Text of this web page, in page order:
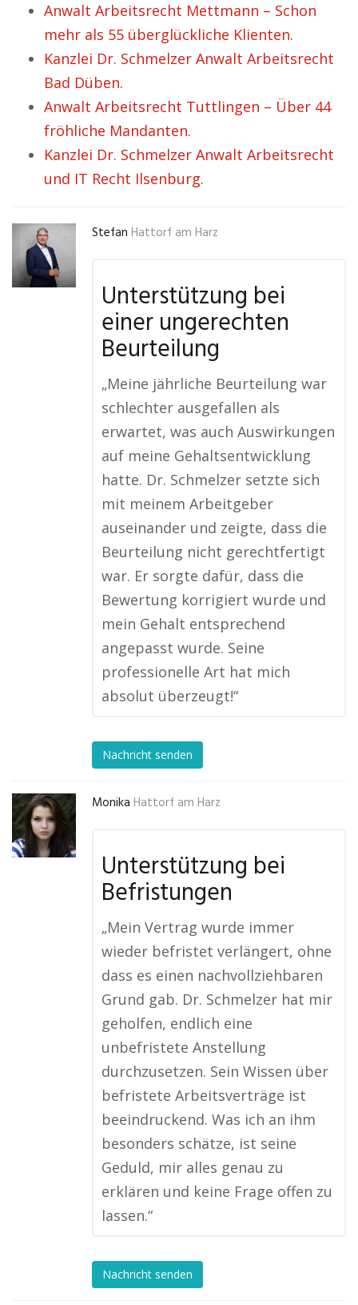
Anwalt Arbeitsrecht Mettmann – Schon
mehr als 55 überglückliche Klienten.
Kanzlei Dr. Schmelzer Anwalt Arbeitsrecht
Bad Düben.
Anwalt Arbeitsrecht Tuttlingen – Über 44
fröhliche Mandanten.
Kanzlei Dr. Schmelzer Anwalt Arbeitsrecht
und IT Recht Ilsenburg.
Stefan Hattorf am Harz
Unterstützung bei
einer ungerechten
Beurteilung
„Meine jährliche Beurteilung war
schlechter ausgefallen als
erwartet, was auch Auswirkungen
auf meine Gehaltsentwicklung
hatte. Dr. Schmelzer setzte sich
mit meinem Arbeitgeber
auseinander und zeigte, dass die
Beurteilung nicht gerechtfertigt
war. Er sorgte dafür, dass die
Bewertung korrigiert wurde und
mein Gehalt entsprechend
angepasst wurde. Seine
professionelle Art hat mich
absolut überzeugt!“
Nachricht senden
Monika Hattorf am Harz
Unterstützung bei
Befristungen
„Mein Vertrag wurde immer
wieder befristet verlängert, ohne
dass es einen nachvollziehbaren
Grund gab. Dr. Schmelzer hat mir
geholfen, endlich eine
unbefristete Anstellung
durchzusetzen. Sein Wissen über
befristete Arbeitsverträge ist
beeindruckend. Was ich an ihm
besonders schätze, ist seine
Geduld, mir alles genau zu
erklären und keine Frage offen zu
lassen.“
Nachricht senden